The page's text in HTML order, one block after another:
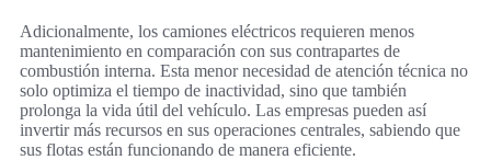
Adicionalmente, los camiones eléctricos requieren menos
mantenimiento en comparación con sus contrapartes de
combustión interna. Esta menor necesidad de atención técnica no
solo optimiza el tiempo de inactividad, sino que también
prolonga la vida útil del vehículo. Las empresas pueden así
invertir más recursos en sus operaciones centrales, sabiendo que
sus flotas están funcionando de manera eficiente.